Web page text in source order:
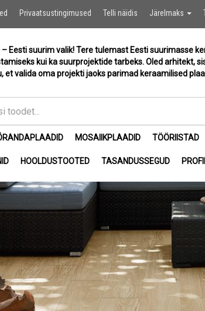
Privaatsustingimused Telli näidis Järelmaks
– Eesti suurim valik! Tere tulemast Eesti suurimasse
kui ka suurprojektide tarbeks. Oled arhitekt,
et valida oma projekti jaoks parimad keraamilised
MOSAIIKPLAADID TÖÖRIISTAD
HOOLDUSTOOTED TASANDUSSEGUD